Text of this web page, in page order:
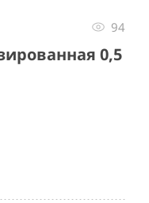
94
0,5